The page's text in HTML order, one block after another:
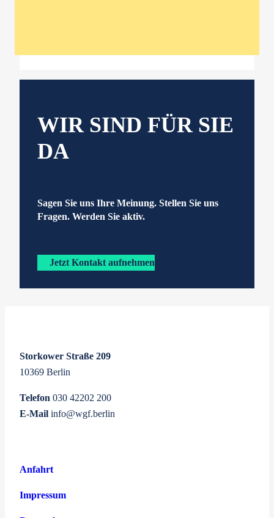
WIR SIND FÜR SIE
DA
Sagen Sie uns Ihre Meinung. Stellen Sie uns
Fragen. Werden Sie aktiv.
Jetzt Kontakt aufnehmen
Storkower Straße 209
10369 Berlin
Telefon 030 42202 200
E-Mail info@wgf.berlin
Anfahrt
Impressum